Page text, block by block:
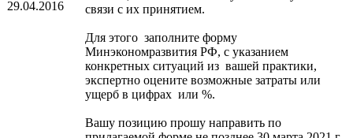
29.04.2016
связи с их принятием.
Для этого заполните форму
Минэкономразвития РФ, с указанием
конкретных ситуаций из вашей практики,
экспертно оцените возможные затраты или
ущерб в цифрах или %.
Вашу позицию прошу направить по